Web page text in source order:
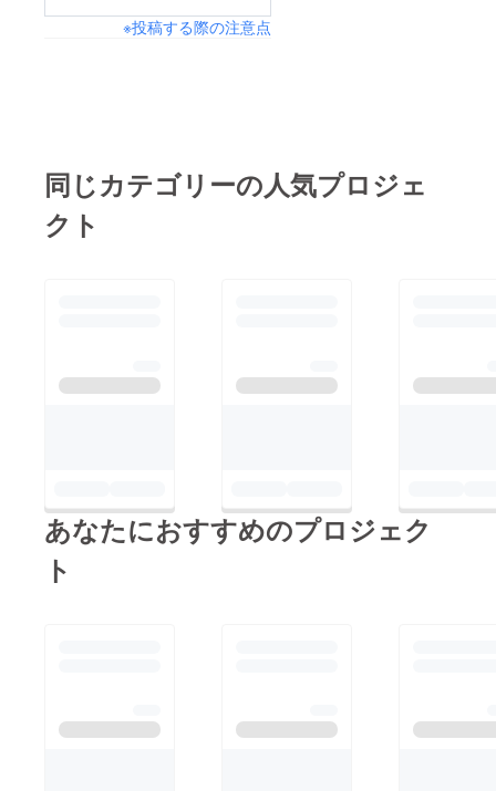
※投稿する際の注意点
同じカテゴリーの人気プロジェ
クト
あなたにおすすめのプロジェク
ト